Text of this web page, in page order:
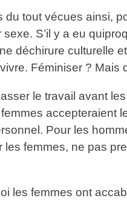
du tout vécues ainsi,
S’il y a eu
déchirure culturelle
Féminiser ? Mais
le travail avant
accepteraient
Pour les
femmes, ne pas
les femmes ont